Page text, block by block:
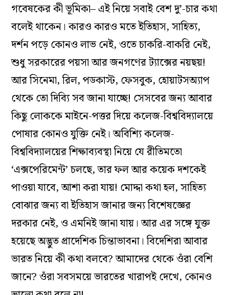
গবেষকের কী ভূমিকা– এই নিয়ে সবাই বেশ দু’-চার কথা
বলেই থাকেন। কারও কারও মতে ইতিহাস, সাহিত্য,
দর্শন পড়ে কোনও লাভ নেই, ওতে চাকরি-বাকরি নেই,
শুধু সরকারের পয়সা আর জনগণের ট্যাক্সের নয়ছয়!
আর সিনেমা, রিল, পডকাস্ট, ফেসবুক, হোয়াটসঅ্যাপ
থেকে তো দিব্যি সব জানা যাচ্ছে! সেসবের জন্য আবার
কিছু লোককে মাইনে-পত্তর দিয়ে কলেজ-বিশ্ববিদ্যালয়ে
পোষার কোনও যুক্তি নেই। অবিশ্যি কলেজ-
বিশ্ববিদ্যালয়ের শিক্ষাব্যবস্থা নিয়ে যে রীতিমতো
‘এক্সপেরিমেন্ট’ চলছে, তার ফল আর কয়েক দশকেই
পাওয়া যাবে, আশা করা যায়! মোদ্দা কথা হল, সাহিত্য
বোঝার জন্য বা ইতিহাস জানার জন্য বিশেষজ্ঞের
দরকার নেই, ও এমনিই জানা যায়। আর এর সঙ্গে যুক্ত
হয়েছে অদ্ভুত প্রাদেশিক চিন্তাভাবনা। বিদেশিরা আবার
ভারত নিয়ে কী কথা বলবে? আমাদের থেকে ওঁরা বেশি
জানে? ওঁরা সবসময়ে ভারতের খারাপই দেখে, কোনও